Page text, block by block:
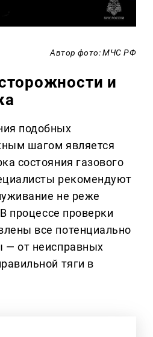
Автор фото: МЧС РФ
и
подобных
шагом является
состояния газового
рекомендуют
не реже
процессе проверки
все потенциально
— от неисправных
тяги в